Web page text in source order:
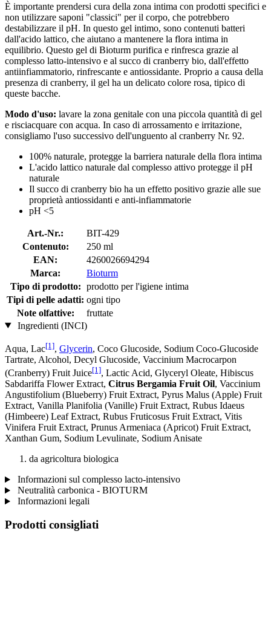
È importante prendersi cura della zona intima con prodotti specifici e
non utilizzare saponi "classici" per il corpo, che potrebbero
destabilizzare il pH. In questo gel intimo, sono contenuti batteri
dall'acido lattico, che aiutano a mantenere la flora intima in
equilibrio. Questo gel di Bioturm purifica e rinfresca grazie al
complesso latto-intensivo e al succo di cranberry bio, dall'effetto
antiinfiammatorio, rinfrescante e antiossidante. Proprio a causa della
presenza di cranberry, il gel ha un delicato colore rosa, tipico di
queste bacche.
Modo d'uso: lavare la zona genitale con una piccola quantità di gel
e risciacquare con acqua. In caso di arrossamento e irritazione,
consigliamo l'uso successivo dell'unguento al cranberry Nr. 92.
100% naturale, protegge la barriera naturale della flora intima
L'acido lattico naturale dal complesso attivo protegge il pH
naturale
Il succo di cranberry bio ha un effetto positivo grazie alle sue
proprietà antiossidanti e anti-infiammatorie
pH <5
Art.-Nr.:
BIT-429
Contenuto:
250 ml
EAN:
4260026694294
Marca:
Bioturm
Tipo di prodotto: prodotto per l'igiene intima
Tipi di pelle adatti: ogni tipo
Note olfattive:
fruttate
Ingredienti (INCI)
Aqua, Lac[1], Glycerin, Coco Glucoside, Sodium Coco-Glucoside
Tartrate, Alcohol, Decyl Glucoside, Vaccinium Macrocarpon
(Cranberry) Fruit Juice[1], Lactic Acid, Glyceryl Oleate, Hibiscus
Sabdariffa Flower Extract, Citrus Bergamia Fruit Oil, Vaccinium
Angustifolium (Blueberry) Fruit Extract, Pyrus Malus (Apple) Fruit
Extract, Vanilla Planifolia (Vanille) Fruit Extract, Rubus Idaeus
(Himbeere) Leaf Extract, Rubus Fruticosus Fruit Extract, Vitis
Vinifera Fruit Extract, Prunus Armeniaca (Apricot) Fruit Extract,
Xanthan Gum, Sodium Levulinate, Sodium Anisate
da agricoltura biologica
Informazioni sul complesso lacto-intensivo
Neutralità carbonica - BIOTURM
Informazioni legali
Prodotti consigliati